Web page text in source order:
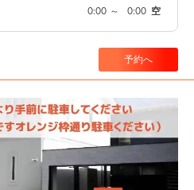
0:00 ～ 0:00 空
予約へ